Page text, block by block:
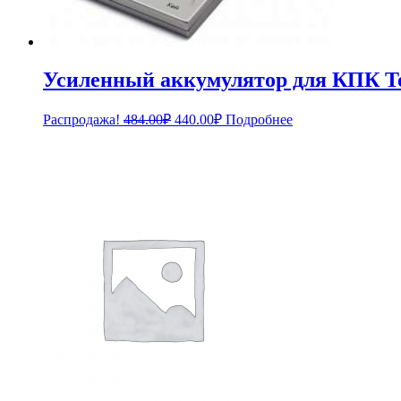
Усиленный аккумулятор для КПК
Распродажа! 484.00₽ Первоначальная
440.00₽Текущая
Подробнее